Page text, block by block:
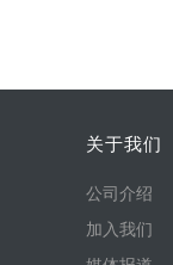
关于我们
公司介绍
加入我们